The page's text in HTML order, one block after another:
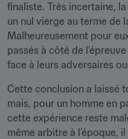
finaliste. Très incertaine,
un nul vierge au terme de
Malheureusement pour
passés à côté de
face à leurs adversaires
Cette conclusion a laissé
mais, pour un homme en
cette expérience reste
même arbitre à l’époque,